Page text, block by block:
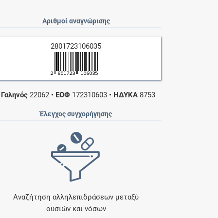
Αριθμοί αναγνώρισης
2801723106035
Γαληνός 22062 • ΕΟΦ 172310603 • ΗΔΥΚΑ 8753
Έλεγχος συγχορήγησης
Αναζήτηση αλληλεπιδράσεων μεταξύ
ουσιών και νόσων